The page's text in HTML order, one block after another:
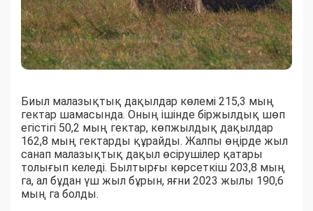
Биыл малазықтық дақылдар көлемі 215,3 мың
гектар шамасында. Оның ішінде біржылдық шөп
егістігі 50,2 мың гектар, көпжылдық дақылдар
162,8 мың гектарды құрайды. Жалпы өңірде жыл
санап малазықтық дақыл өсірушілер қатары
толығып келеді. Былтырғы көрсеткіш 203,8 мың
га, ал бұдан үш жыл бұрын, яғни 2023 жылы 190,6
мың га болды.